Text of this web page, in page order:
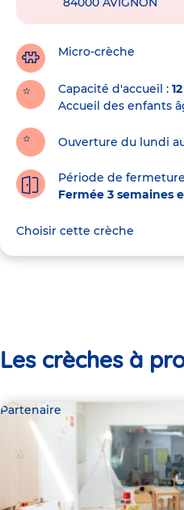
crècheMicro-crèche
Capacité d'accueil
12
Accueil des enfants
Ouverture du lundi
Période de
Fermée 3 semaines
Choisir cette crèche
Les crèches à
Partenaire